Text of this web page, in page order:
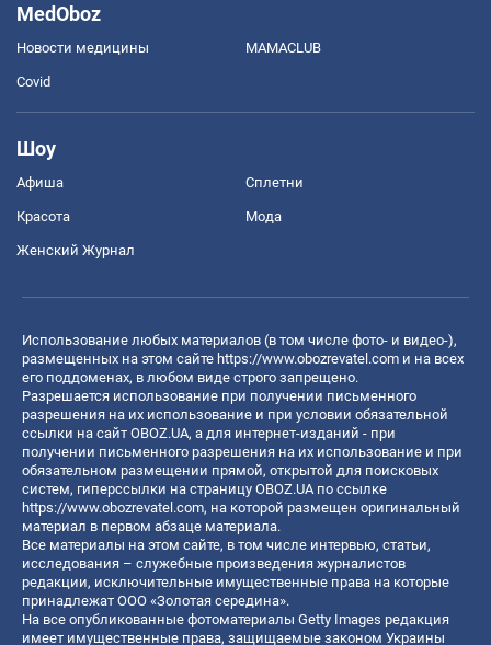
MedOboz
Новости медицины MAMACLUB
Covid
Шоу
Афиша Сплетни
Красота Мода
Женский Журнал
Использование любых материалов (в том числе фото- и видео-),
размещенных на этом сайте https://www.obozrevatel.com и на всех
его поддоменах, в любом виде строго запрещено.
Разрешается использование при получении письменного
разрешения на их использование и при условии обязательной
ссылки на сайт OBOZ.UA, а для интернет-изданий - при
получении письменного разрешения на их использование и при
обязательном размещении прямой, открытой для поисковых
систем, гиперссылки на страницу OBOZ.UA по ссылке
https://www.obozrevatel.com, на которой размещен оригинальный
материал в первом абзаце материала.
Все материалы на этом сайте, в том числе интервью, статьи,
исследования – служебные произведения журналистов
редакции, исключительные имущественные права на которые
принадлежат ООО «Золотая середина».
На все опубликованные фотоматериалы Getty Images редакция
имеет имущественные права, защищаемые законом Украины